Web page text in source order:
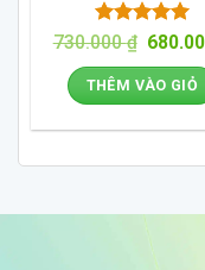
Được xếp
hạng
sao
730.000₫ Giá
là:
THÊM VÀO GIỎ